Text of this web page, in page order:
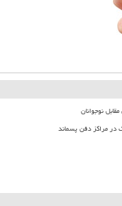
نوجوانان
در مراکز دفن پسماند